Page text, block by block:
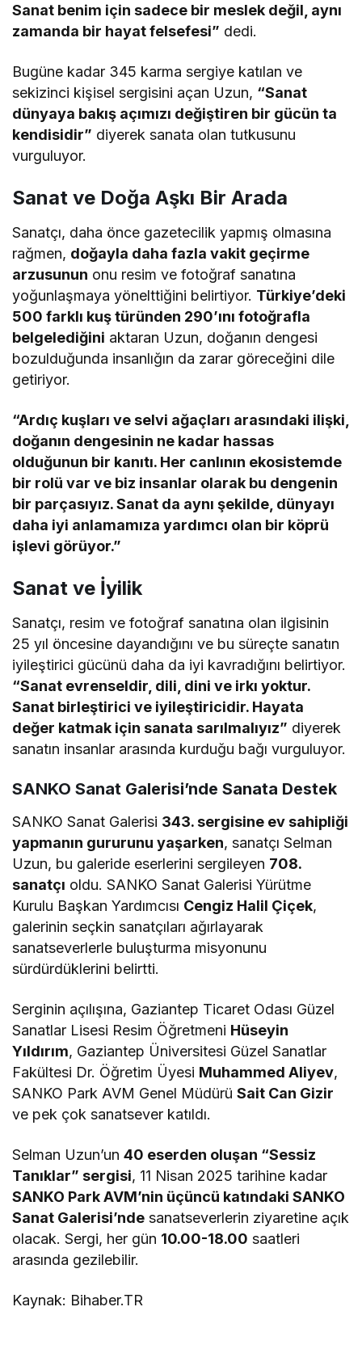
Sanat benim için sadece bir meslek değil, aynı
zamanda bir hayat felsefesi” dedi.
Bugüne kadar 345 karma sergiye katılan ve
sekizinci kişisel sergisini açan Uzun, “Sanat
dünyaya bakış açımızı değiştiren bir gücün ta
kendisidir” diyerek sanata olan tutkusunu
vurguluyor.
Sanat ve Doğa Aşkı Bir Arada
Sanatçı, daha önce gazetecilik yapmış olmasına
rağmen, doğayla daha fazla vakit geçirme
arzusunun onu resim ve fotoğraf sanatına
yoğunlaşmaya yönelttiğini belirtiyor. Türkiye’deki
500 farklı kuş türünden 290’ını fotoğrafla
belgelediğini aktaran Uzun, doğanın dengesi
bozulduğunda insanlığın da zarar göreceğini dile
getiriyor.
“Ardıç kuşları ve selvi ağaçları arasındaki ilişki,
doğanın dengesinin ne kadar hassas
olduğunun bir kanıtı. Her canlının ekosistemde
bir rolü var ve biz insanlar olarak bu dengenin
bir parçasıyız. Sanat da aynı şekilde, dünyayı
daha iyi anlamamıza yardımcı olan bir köprü
işlevi görüyor.”
Sanat ve İyilik
Sanatçı, resim ve fotoğraf sanatına olan ilgisinin
25 yıl öncesine dayandığını ve bu süreçte sanatın
iyileştirici gücünü daha da iyi kavradığını belirtiyor.
“Sanat evrenseldir, dili, dini ve irkı yoktur.
Sanat birleştirici ve iyileştiricidir. Hayata
değer katmak için sanata sarılmalıyız” diyerek
sanatın insanlar arasında kurduğu bağı vurguluyor.
SANKO Sanat Galerisi’nde Sanata Destek
SANKO Sanat Galerisi 343. sergisine ev sahipliği
yapmanın gururunu yaşarken, sanatçı Selman
Uzun, bu galeride eserlerini sergileyen 708.
sanatçı oldu. SANKO Sanat Galerisi Yürütme
Kurulu Başkan Yardımcısı Cengiz Halil Çiçek,
galerinin seçkin sanatçıları ağırlayarak
sanatseverlerle buluşturma misyonunu
sürdürdüklerini belirtti.
Serginin açılışına, Gaziantep Ticaret Odası Güzel
Sanatlar Lisesi Resim Öğretmeni Hüseyin
Yıldırım, Gaziantep Üniversitesi Güzel Sanatlar
Fakültesi Dr. Öğretim Üyesi Muhammed Aliyev,
SANKO Park AVM Genel MüdürüSait Can Gizir
ve pek çok sanatsever katıldı.
Selman Uzun’un40 eserden oluşan “Sessiz
Tanıklar” sergisi, 11 Nisan 2025 tarihine kadar
SANKO Park AVM’nin üçüncü katındaki SANKO
Sanat Galerisi’nde sanatseverlerin ziyaretine açık
olacak. Sergi, her gün 10.00-18.00 saatleri
arasında gezilebilir.
Kaynak: Bihaber.TR